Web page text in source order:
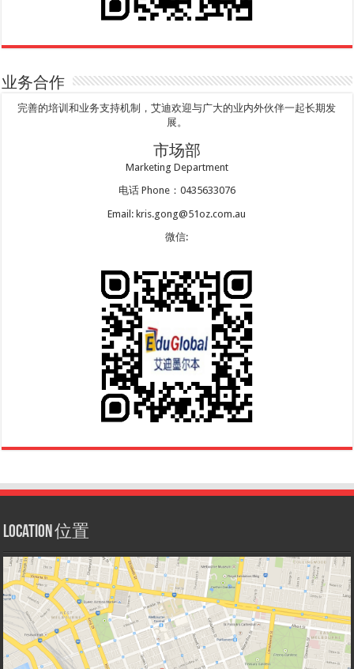
业务合作
完善的培训和业务支持机制，艾迪欢迎与广大的业内外伙伴一起长期发
展。
市场部
Marketing Department
电话 Phone：0435633076
Email: kris.gong@51oz.com.au
微信:
Location 位置